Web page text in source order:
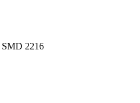
SMD 2216